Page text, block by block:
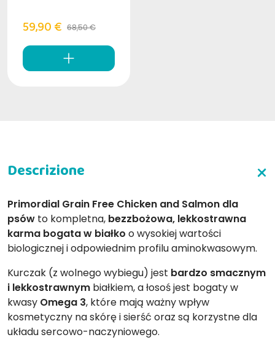
59,90 € 68,50 €
Primordial Grain Free Chicken and Salmon dla
psów to kompletna, bezzbożowa, lekkostrawna
karma bogata w białko o wysokiej wartości
biologicznej i odpowiednim profilu aminokwasowym.
Kurczak (z wolnego wybiegu) jest bardzo smacznym
i lekkostrawnym białkiem, a łosoś jest bogaty w
kwasy Omega 3, które mają ważny wpływ
kosmetyczny na skórę i sierść oraz są korzystne dla
układu sercowo-naczyniowego.